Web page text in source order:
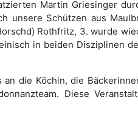
Martin Griesinger
unsere Schützen aus
Rothfritz, 3. wurde
in beiden Disziplinen
an die Köchin, die
Diese